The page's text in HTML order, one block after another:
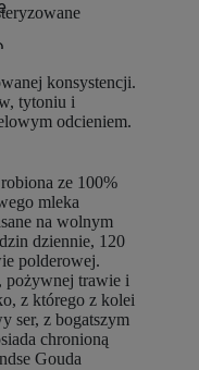
konsystencji.
tytoniu i
odcieniem.
ze 100%
mleka
na wolnym
dziennie, 120
polderowej.
pożywnej trawie i
z którego z kolei
ser, z bogatszym
chronioną
Gouda